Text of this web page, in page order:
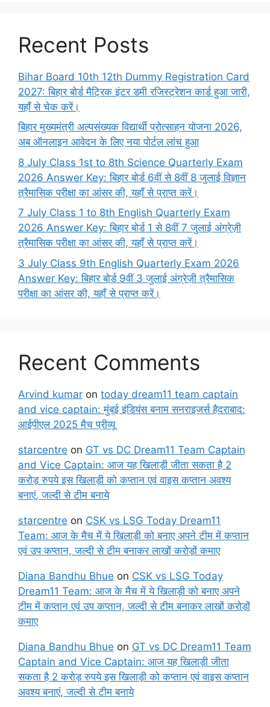
Recent Posts
Bihar Board 10th 12th Dummy Registration Card
2027: बिहार बोर्ड मैट्रिक इंटर डमी रजिस्ट्रेशन कार्ड हुआ जारी,
यहाँ से चेक करें।
बिहार मुख्यमंत्री अल्पसंख्यक विद्यार्थी प्रोत्साहन योजना 2026,
अब ऑनलाइन आवेदन के लिए नया पोर्टल लांच हुआ
8 July Class 1st to 8th Science Quarterly Exam
2026 Answer Key: बिहार बोर्ड 6वीं से 8वीं 8 जुलाई विज्ञान
त्रैमासिक परीक्षा का आंसर की, यहाँ से प्राप्त करें।
7 July Class 1 to 8th English Quarterly Exam
2026 Answer Key: बिहार बोर्ड 1 से 8वीं 7 जुलाई अंग्रेज़ी
त्रैमासिक परीक्षा का आंसर की, यहाँ से प्राप्त करें।
3 July Class 9th English Quarterly Exam 2026
Answer Key: बिहार बोर्ड 9वीं 3 जुलाई अंग्रेज़ी त्रैमासिक
परीक्षा का आंसर की, यहाँ से प्राप्त करें।
Recent Comments
Arvind kumar on today dream11 team captain
and vice captain: मुंबई इंडियंस बनाम सनराइजर्स हैदराबाद:
आईपीएल 2025 मैच प्रीव्यू
starcentre on GT vs DC Dream11 Team Captain
and Vice Captain: आज यह खिलाड़ी जीता सकता है 2
करोड़ रुपये इस खिलाड़ी को कप्तान एवं वाइस कप्तान अवश्य
बनाएं, जल्दी से टीम बनाये
starcentre on CSK vs LSG Today Dream11
Team: आज के मैच में ये खिलाड़ी को बनाए अपने टीम में कप्तान
एवं उप कप्तान, जल्दी से टीम बनाकर लाखों करोड़ों कमाए
Diana Bandhu Bhue on CSK vs LSG Today
Dream11 Team: आज के मैच में ये खिलाड़ी को बनाए अपने
टीम में कप्तान एवं उप कप्तान, जल्दी से टीम बनाकर लाखों करोड़ों
कमाए
Diana Bandhu Bhue on GT vs DC Dream11 Team
Captain and Vice Captain: आज यह खिलाड़ी जीता
सकता है 2 करोड़ रुपये इस खिलाड़ी को कप्तान एवं वाइस कप्तान
अवश्य बनाएं, जल्दी से टीम बनाये